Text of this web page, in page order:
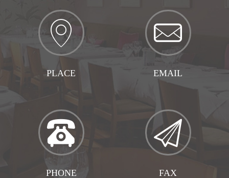
PLACE
EMAIL
企业邮箱
PHONE FAX